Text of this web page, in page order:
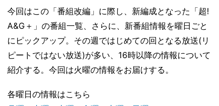
今回はこの「番組改編」に際し、新編成となった「超!
A&G＋」の番組一覧、さらに、新番組情報を曜日ごと
にピックアップ。その週ではじめての回となる放送(リ
ピートではない放送)が多い、16時以降の情報について
紹介する。今回は火曜の情報をお届けする。
各曜日の情報はこちら